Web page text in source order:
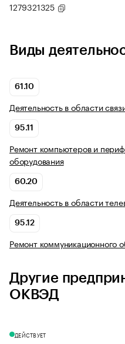
1279321325
Виды
61.10
Деятельность в области
95.11
Ремонт компьютеров и
оборудования
60.20
Деятельность в области
95.12
Ремонт коммуникационного
Другие
ОКВЭД
ДЕЙСТВУЕТ